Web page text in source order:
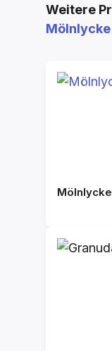
Weitere
Mölnlycke
Mölnlycke